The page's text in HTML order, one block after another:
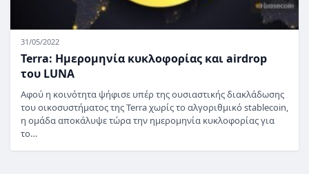
31/05/2022
Terra: Ημερομηνία κυκλοφορίας και airdrop
του LUNA
Αφού η κοινότητα ψήφισε υπέρ της ουσιαστικής διακλάδωσης
του οικοσυστήματος της Terra χωρίς το αλγοριθμικό stablecoin,
η ομάδα αποκάλυψε τώρα την ημερομηνία κυκλοφορίας για
το…